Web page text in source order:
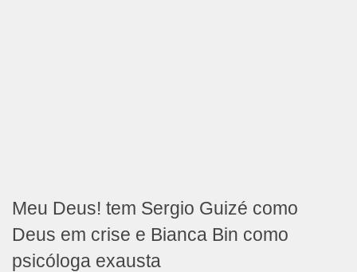
Meu Deus! tem Sergio Guizé como
Deus em crise e Bianca Bin como
psicóloga exausta